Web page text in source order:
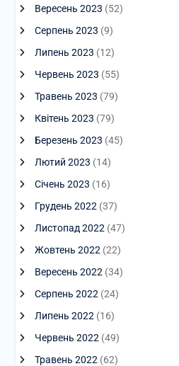
Вересень 2023 (52)
Серпень 2023 (9)
Липень 2023 (12)
Червень 2023 (55)
Травень 2023 (79)
Квітень 2023 (79)
Березень 2023 (45)
Лютий 2023 (14)
Січень 2023 (16)
Грудень 2022 (37)
Листопад 2022 (47)
Жовтень 2022 (22)
Вересень 2022 (34)
Серпень 2022 (24)
Липень 2022 (16)
Червень 2022 (49)
Травень 2022 (62)